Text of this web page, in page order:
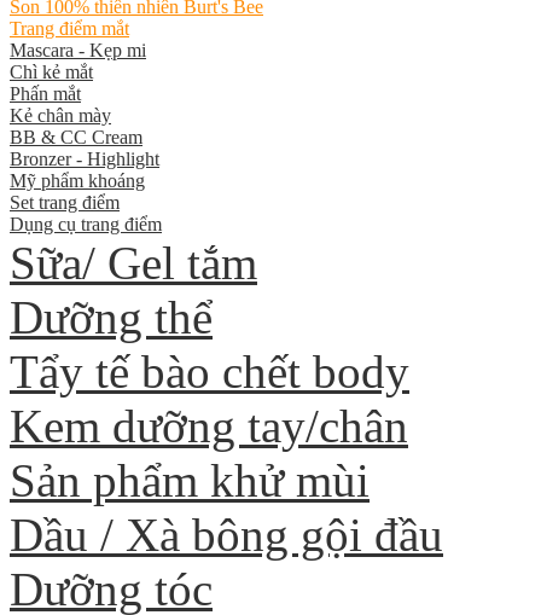
Son 100% thiên nhiên Burt's Bee
Trang điểm mắt
Mascara - Kẹp mi
Chì kẻ mắt
Phấn mắt
Kẻ chân mày
BB & CC Cream
Bronzer - Highlight
Mỹ phẩm khoáng
Set trang điểm
Dụng cụ trang điểm
Sữa/ Gel tắm
Dưỡng thể
Tẩy tế bào chết body
Kem dưỡng tay/chân
Sản phẩm khử mùi
Dầu / Xà bông gội đầu
Dưỡng tóc